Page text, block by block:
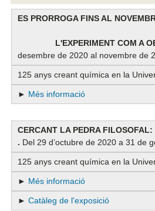
ES PRORROGA FINS AL
L'EXPERIMENT COM A
desembre de 2020 al novembre de
125 anys creant química en la
► Més informació
CERCANT LA PEDRA
. Del 29 d’octubre de 2020 a 31 de
125 anys creant química en la
► Més informació
►Catàleg de l'exposició